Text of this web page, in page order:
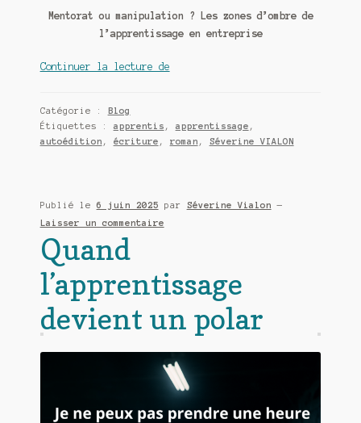
Mentorat ou manipulation ? Les zones d’ombre de
l’apprentissage en entreprise
Continuer la lecture deMentorat
Catégorie :
Blog
Étiquettes : apprentis , apprentissage ,
autoédition , écriture , roman , Séverine VIALON
Publié le 6 juin 2025 par Séverine Vialon
—
Laisser un commentaire
Quand
l’apprentissage
devient un polar